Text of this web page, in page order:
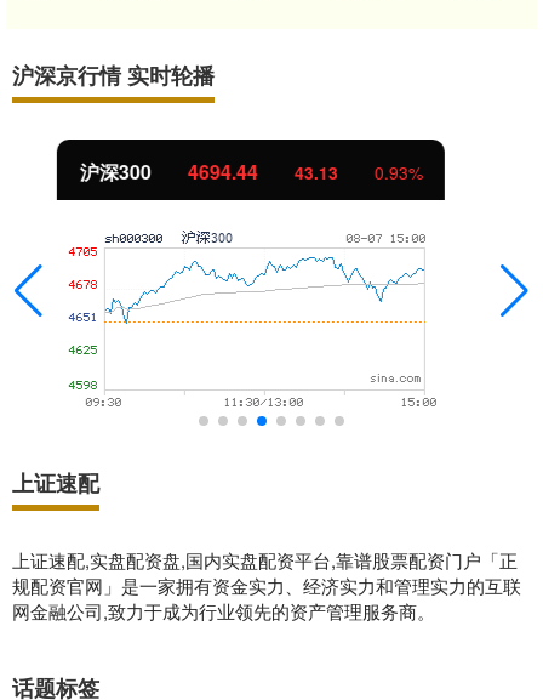
沪深京行情 实时轮播
北证50 1134.24 11.37 1.01%
上证速配
上证速配,实盘配资盘,国内实盘配资平台,靠谱股票配资门户「正
规配资官网」是一家拥有资金实力、经济实力和管理实力的互联
网金融公司,致力于成为行业领先的资产管理服务商。
话题标签